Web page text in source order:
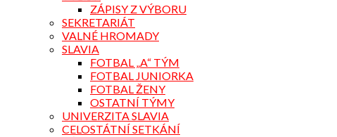
ZÁPISY Z VÝBORU
SEKRETARIÁT
VALNÉ HROMADY
SLAVIA
FOTBAL „A“ TÝM
FOTBAL JUNIORKA
FOTBAL ŽENY
OSTATNÍ TÝMY
UNIVERZITA SLAVIA
CELOSTÁTNÍ SETKÁNÍ